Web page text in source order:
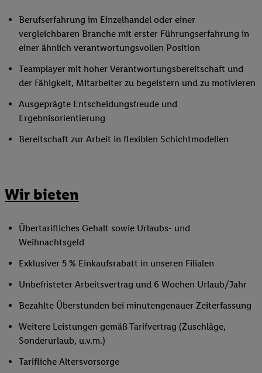
Berufserfahrung im Einzelhandel oder einer
vergleichbaren Branche mit erster Führungserfahrung in
einer ähnlich verantwortungsvollen Position
Teamplayer mit hoher Verantwortungsbereitschaft und
der Fähigkeit, Mitarbeiter zu begeistern und zu motivieren
Ausgeprägte Entscheidungsfreude und
Ergebnisorientierung
Bereitschaft zur Arbeit in flexiblen Schichtmodellen
Wir bieten
Übertarifliches Gehalt sowie Urlaubs- und
Weihnachtsgeld
Exklusiver 5 % Einkaufsrabatt in unseren Filialen
Unbefristeter Arbeitsvertrag und 6 Wochen Urlaub/Jahr
Bezahlte Überstunden bei minutengenauer Zeiterfassung
Weitere Leistungen gemäß Tarifvertrag (Zuschläge,
Sonderurlaub, u.v.m.)
Tarifliche Altersvorsorge